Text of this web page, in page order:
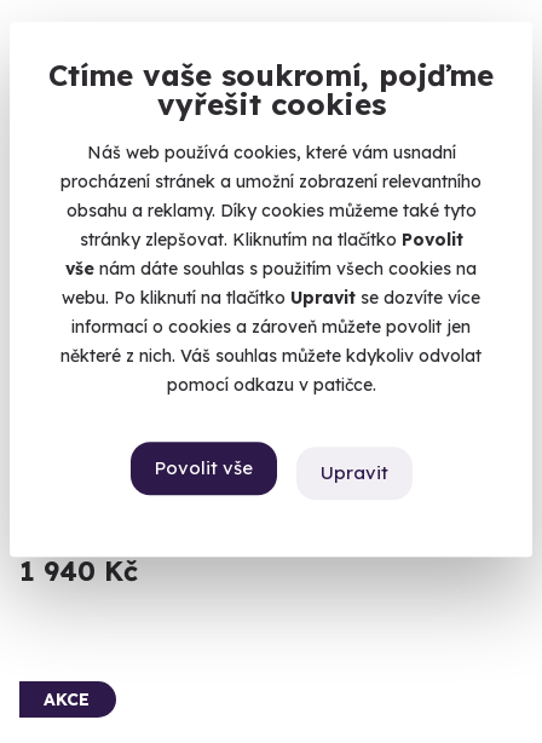
Ctíme vaše soukromí, pojďme
vyřešit cookies
Náš web používá cookies, které vám usnadní
procházení stránek a umožní zobrazení relevantního
obsahu a reklamy. Díky cookies můžeme také tyto
stránky zlepšovat. Kliknutím na tlačítko Povolit
vše nám dáte souhlas s použitím všech cookies na
webu. Po kliknutí na tlačítko Upravit se dozvíte více
informací o cookies a zároveň můžete povolit jen
některé z nich. Váš souhlas můžete kdykoliv odvolat
pomocí odkazu v patičce.
Povolit vše Upravit
9.3
Travička zelená to je moje potěšení.
Hilton (Praha)
1 940 Kč
AKCE